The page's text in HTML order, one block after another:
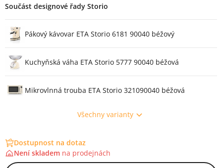
Součást designové řady Storio
Pákový kávovar ETA Storio 6181 90040 béžový
Kuchyňská váha ETA Storio 5777 90040 béžová
Mikrovlnná trouba ETA Storio 321090040 béžová
Všechny varianty
Dostupnost na dotaz
Není skladem na prodejnách